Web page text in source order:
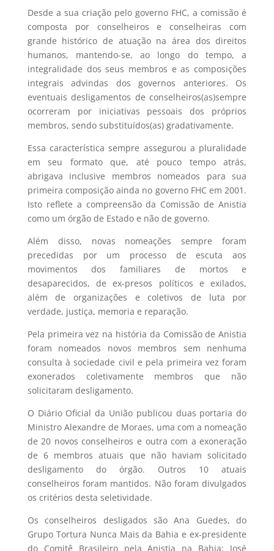
Desde a sua criação pelo governo FHC, a comissão é
composta por conselheiros e conselheiras com
grande histórico de atuação na área dos direitos
humanos, mantendo-se, ao longo do tempo, a
integralidade dos seus membros e as composições
integrais advindas dos governos anteriores. Os
eventuais desligamentos de conselheiros(as)sempre
ocorreram por iniciativas pessoais dos próprios
membros, sendo substituídos(as) gradativamente.
Essa característica sempre assegurou a pluralidade
em seu formato que, até pouco tempo atrás,
abrigava inclusive membros nomeados para sua
primeira composição ainda no governo FHC em 2001.
Isto reflete a compreensão da Comissão de Anistia
como um órgão de Estado e não de governo.
Além disso, novas nomeações sempre foram
precedidas por um processo de escuta aos
movimentos dos familiares de mortos e
desaparecidos, de ex-presos políticos e exilados,
além de organizações e coletivos de luta por
verdade, justiça, memoria e reparação.
Pela primeira vez na história da Comissão de Anistia
foram nomeados novos membros sem nenhuma
consulta à sociedade civil e pela primeira vez foram
exonerados coletivamente membros que não
solicitaram desligamento.
O Diário Oficial da União publicou duas portaria do
Ministro Alexandre de Moraes, uma com a nomeação
de 20 novos conselheiros e outra com a exoneração
de 6 membros atuais que não haviam solicitado
desligamento do órgão. Outros 10 atuais
conselheiros foram mantidos. Não foram divulgados
os critérios desta seletividade.
Os conselheiros desligados são Ana Guedes, do
Grupo Tortura Nunca Mais da Bahia e ex-presidente
do Comitê Brasileiro pela Anistia na Bahia; José